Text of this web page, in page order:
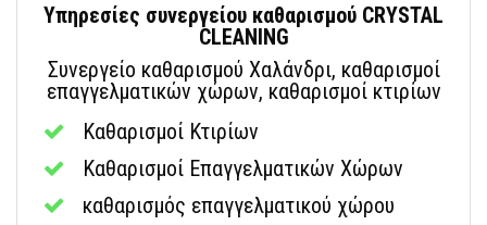
Υπηρεσίες συνεργείου καθαρισμού CRYSTAL
CLEANING
Συνεργείο καθαρισμού Χαλάνδρι, καθαρισμοί
επαγγελματικών χώρων, καθαρισμοί κτιρίων
Καθαρισμοί Κτιρίων
Καθαρισμοί Επαγγελματικών Χώρων
καθαρισμός επαγγελματικού χώρου